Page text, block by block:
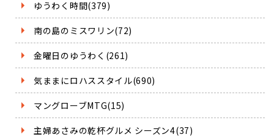
ゆうわく時間(379)
南の島のミスワリン(72)
金曜日のゆうわく(261)
気ままにロハススタイル(690)
マングローブMTG(15)
主婦あさみの乾杯グルメ シーズン4(37)